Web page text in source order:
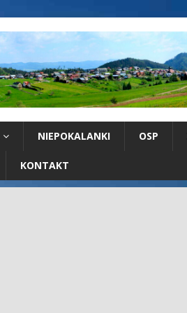
NIEPOKALANKI OSP
KONTAKT